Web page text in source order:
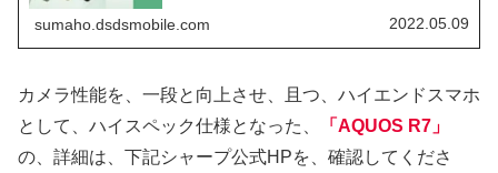
wishシリーズ」の、実力を確認してみます。
sumaho.dsdsmobile.com 2022.05.09
カメラ性能を、一段と向上させ、且つ、ハイエンドスマホ
として、ハイスペック仕様となった、
「AQUOS R7」
の、詳細は、下記シャープ公式HPを、確認してくださ